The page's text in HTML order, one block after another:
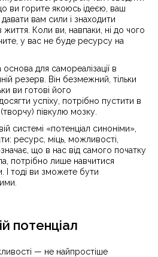
ви горите якоюсь ідеєю, ваш
вам сили і знаходити
Коли ви, навпаки, ні до чого
у вас не буде ресурсу на
для самореалізації в
резерв. Він безмежний, тільки
ви готові його
успіху, потрібно пустити в
(творчу) півкулю мозку.
системі «потенціал синоніми»,
ресурс, міць, можливості,
що в нас від самого початку
потрібно лише навчитися
І тоді ви зможете бути
потенціал
— не найпростіше